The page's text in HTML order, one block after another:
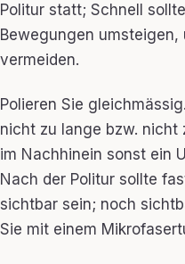
Politur statt; Schnell
Bewegungen umsteigen,
vermeiden.
Polieren Sie
nicht zu lange bzw. nicht
im Nachhinein sonst ein
Nach der Politur sollte
sichtbar sein; noch
Sie mit einem